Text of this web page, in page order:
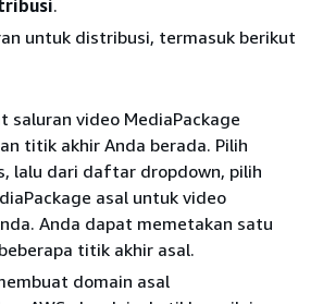
.
untuk distribusi, termasuk berikut
saluran video MediaPackage
titik akhir Anda berada. Pilih
lalu dari daftar dropdown, pilih
asal untuk video
Anda dapat memetakan satu
titik akhir asal.
domain asal